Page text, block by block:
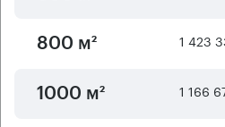
800 м² 1 423
1000 м² 1 166